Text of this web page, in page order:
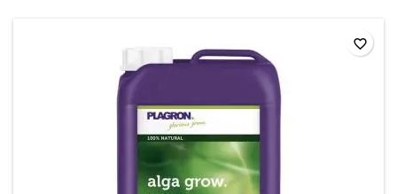
favorite_border